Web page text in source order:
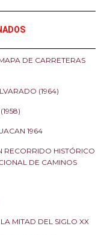
DE CARRETERAS
(1964)
1964
RECORRIDO HISTÓRICO
DE CAMINOS
MITAD DEL SIGLO XX